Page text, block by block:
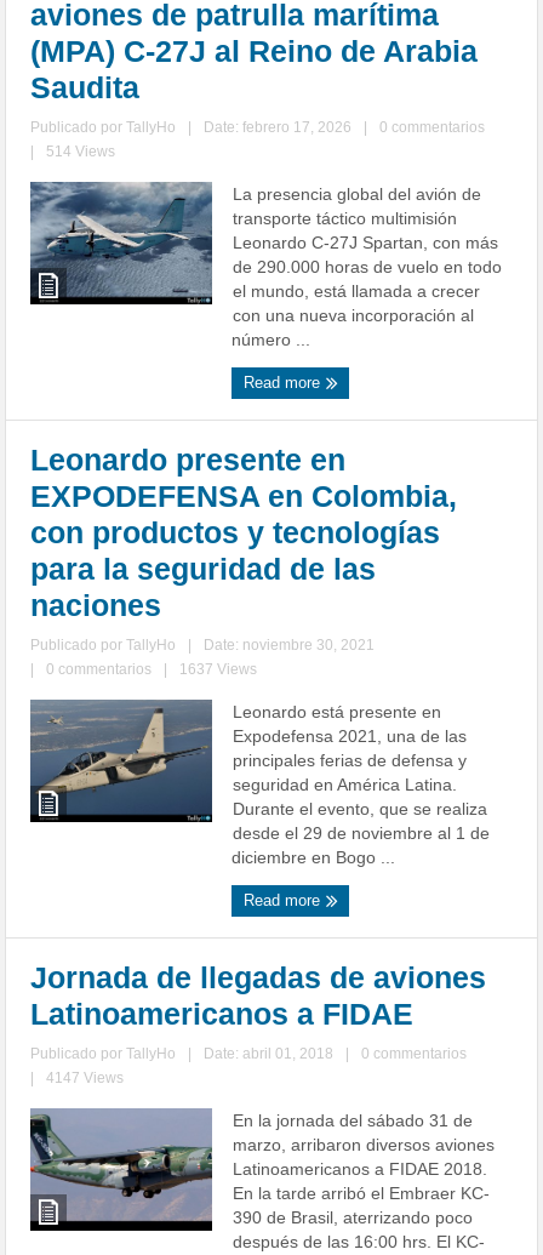
aviones de patrulla marítima
(MPA) C-27J al Reino de Arabia
Saudita
Publicado porTallyHo Date: febrero 17, 2026
0 commentarios
514 Views
La presencia global del avión de
transporte táctico multimisión
Leonardo C-27J Spartan, con más
de 290.000 horas de vuelo en todo
el mundo, está llamada a crecer
con una nueva incorporación al
número ...
Read more
Leonardo presente en
EXPODEFENSA en Colombia,
con productos y tecnologías
para la seguridad de las
naciones
Publicado porTallyHo
Date: noviembre 30, 2021
0 commentarios 1637 Views
Leonardo está presente en
Expodefensa 2021, una de las
principales ferias de defensa y
seguridad en América Latina.
Durante el evento, que se realiza
desde el 29 de noviembre al 1 de
diciembre en Bogo ...
Read more
Jornada de llegadas de aviones
Latinoamericanos a FIDAE
Publicado porTallyHo Date: abril 01, 2018
0 commentarios
4147 Views
En la jornada del sábado 31 de
marzo, arribaron diversos aviones
Latinoamericanos a FIDAE 2018.
En la tarde arribó el Embraer KC-
390 de Brasil, aterrizando poco
después de las 16:00 hrs. El KC-